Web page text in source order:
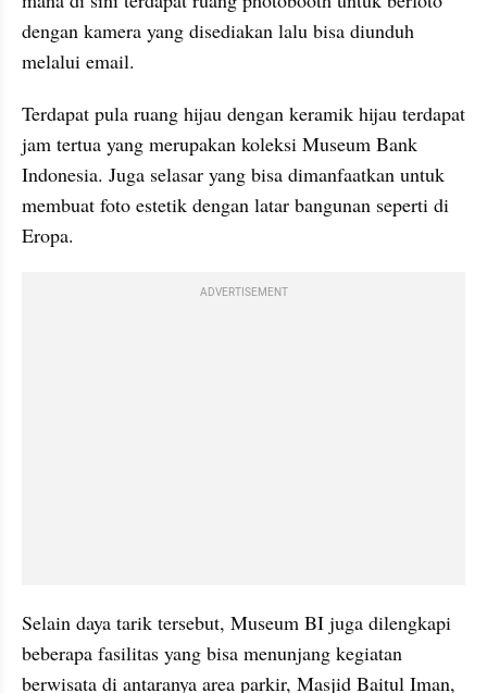
dengan kamera yang disediakan lalu bisa diunduh
melalui email.
Terdapat pula ruang hijau dengan keramik hijau terdapat
jam tertua yang merupakan koleksi Museum Bank
Indonesia. Juga selasar yang bisa dimanfaatkan untuk
membuat foto estetik dengan latar bangunan seperti di
Eropa.
ADVERTISEMENT
Selain daya tarik tersebut, Museum BI juga dilengkapi
beberapa fasilitas yang bisa menunjang kegiatan
berwisata di antaranya area parkir, Masjid Baitul Iman,